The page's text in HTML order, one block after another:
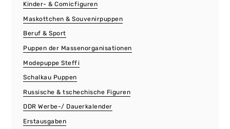
Kinder- & Comicfiguren
Maskottchen & Souvenirpuppen
Beruf & Sport
Puppen der Massenorganisationen
Modepuppe Steffi
Schalkau Puppen
Russische & tschechische Figuren
DDR Werbe-/ Dauerkalender
Erstausgaben